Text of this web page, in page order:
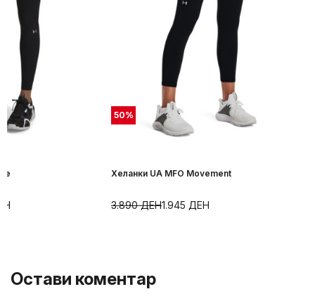
50%
Хеланки UA MFO Movement
1.945 ДЕН
3.890ДЕН
Остави коментар